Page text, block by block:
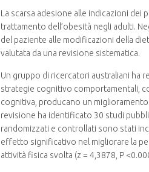
La scarsa adesione alle indicazioni dei
trattamento dell’obesità negli adulti.
del paziente alle modificazioni della
valutata da una revisione sistematica.
Un gruppo di ricercatori australiani ha
strategie cognitivo comportamentali,
cognitiva, producano un
revisione ha identificato 30 studi
randomizzati e controllati sono stati
effetto significativo nel migliorare la
attività fisica svolta (z = 4,3878, P